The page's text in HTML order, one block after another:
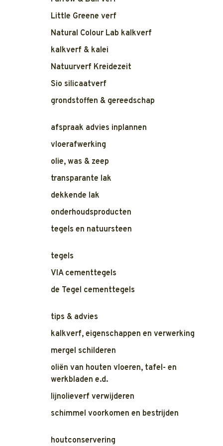
Little Greene verf
Natural Colour Lab kalkverf
kalkverf & kalei
Natuurverf Kreidezeit
Sio silicaatverf
grondstoffen & gereedschap
afspraak advies inplannen
vloerafwerking
olie, was & zeep
transparante lak
dekkende lak
onderhoudsproducten
tegels en natuursteen
tegels
VIA cementtegels
de Tegel cementtegels
tips & advies
kalkverf, eigenschappen en verwerking
mergel schilderen
oliën van houten vloeren, tafel- en
werkbladen e.d.
lijnolieverf verwijderen
schimmel voorkomen en bestrijden
houtconservering